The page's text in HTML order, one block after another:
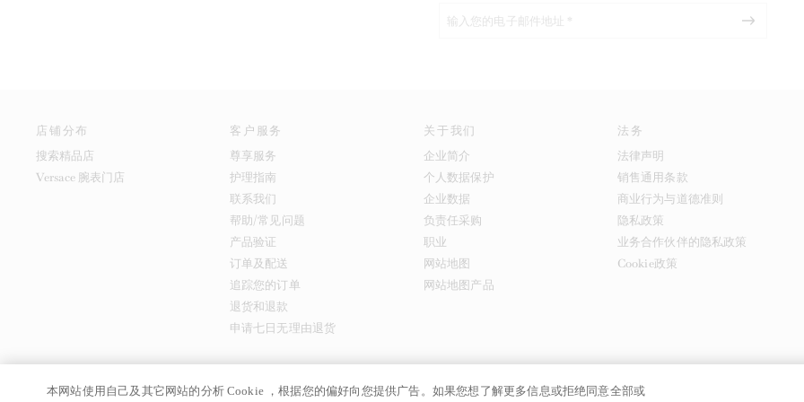
店铺分布
搜索精品店
Versace 腕表门店
客户服务
尊享服务
护理指南
联系我们
帮助/常见问题
产品验证
订单及配送
追踪您的订单
退货和退款
申请七日无理由退货
关于我们
企业简介
个人数据保护
企业数据
负责任采购
职业
网站地图
网站地图产品
法务
法律声明
销售通用条款
商业行为与道德准则
隐私政策
业务合作伙伴的隐私政策
Cookie政策
© GIANNI VERSACE S.R.L. P.IVA IT04636090963 京ICP备17024039号
本网站使用自己及其它网站的分析 Cookie ，根据您的偏好向您提供广告。如果您想了解更多信息或拒绝同意全部或